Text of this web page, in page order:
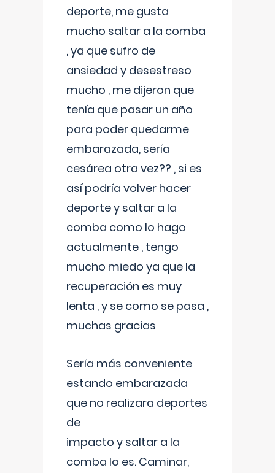
deporte, me gusta
mucho saltar a la comba
, ya que sufro de
ansiedad y desestreso
mucho , me dijeron que
tenía que pasar un año
para poder quedarme
embarazada, sería
cesárea otra vez?? , si es
así podría volver hacer
deporte y saltar a la
comba como lo hago
actualmente , tengo
mucho miedo ya que la
recuperación es muy
lenta , y se como se pasa ,
muchas gracias
Sería más conveniente
estando embarazada
que no realizara deportes
de
impacto y saltar a la
comba lo es. Caminar,